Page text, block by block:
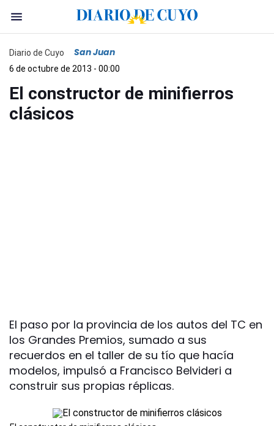
Diario de Cuyo San Juan
6 de octubre de 2013 - 00:00
El constructor de minifierros
clásicos
El paso por la provincia de los autos del TC en
los Grandes Premios, sumado a sus
recuerdos en el taller de su tío que hacía
modelos, impulsó a Francisco Belvideri a
construir sus propias réplicas.